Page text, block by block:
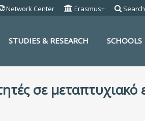
Network Center Erasmus+ Search
STUDIES & RESEARCH SCHOOLS
σε μεταπτυχιακό